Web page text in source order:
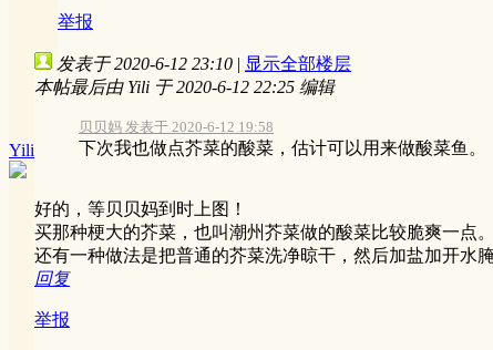
举报
Yili
发表于 2020-6-12 23:10 | 显示全部楼层
本帖最后由 Yili 于 2020-6-12 22:25 编辑
贝贝妈 发表于 2020-6-12 19:58
下次我也做点芥菜的酸菜，估计可以用来做酸菜鱼。
好的，等贝贝妈到时上图！
买那种梗大的芥菜，也叫潮州芥菜做的酸菜比较脆爽一点。
还有一种做法是把普通的芥菜洗净晾干，然后加盐加开水
回复
举报